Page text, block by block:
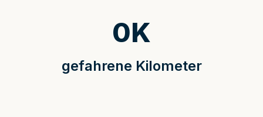
gefahrene Kilometer
0K